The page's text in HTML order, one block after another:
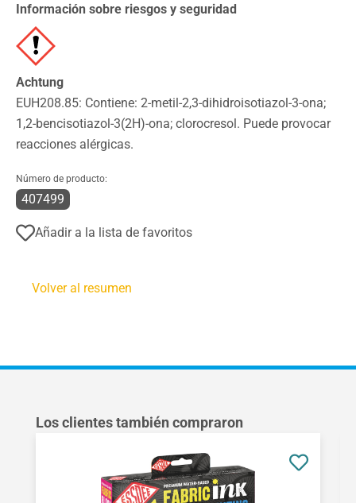
Información sobre riesgos y seguridad
Achtung
EUH208.85: Contiene: 2-metil-2,3-dihidroisotiazol-3-ona;
1,2-bencisotiazol-3(2H)-ona; clorocresol. Puede provocar
reacciones alérgicas.
Número de producto:
407499
Añadir a la lista de favoritos
Volver al resumen
Omitir la galería de productos
Los clientes también compraron